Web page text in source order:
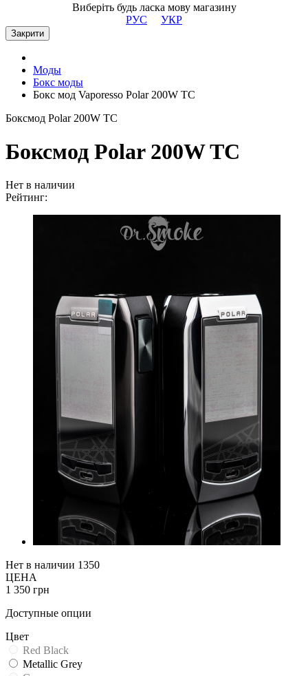
Виберіть будь ласка мову магазину
РУС
УКР
Закрити
Моды
Бокс моды
Бокс мод Vaporesso Polar 200W TC
Боксмод Polar 200W TC
Боксмод Polar 200W TC
Нет в наличии
Рейтинг:
Нет в наличии 1350
ЦЕНА
1 350 грн
Доступные опции
Цвет
Red Black
Metallic Grey